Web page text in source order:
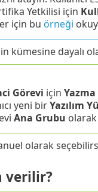
Yetkilisi için
için bu örneği
kümesine dayalı
Görevi için Yazma
yeni birYazılım
Ana Grubu olarak
olarak
verilir?